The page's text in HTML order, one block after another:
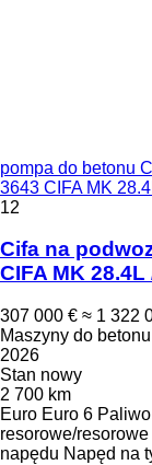
pompa do betonu
3643 CIFA MK
12
Cifa na
CIFA MK
307 000 € ≈ 1 322
Maszyny do
2026
Stan nowy
2 700 km
Euro Euro 6 Paliwo
resorowe/resorowe
napędu Napęd na